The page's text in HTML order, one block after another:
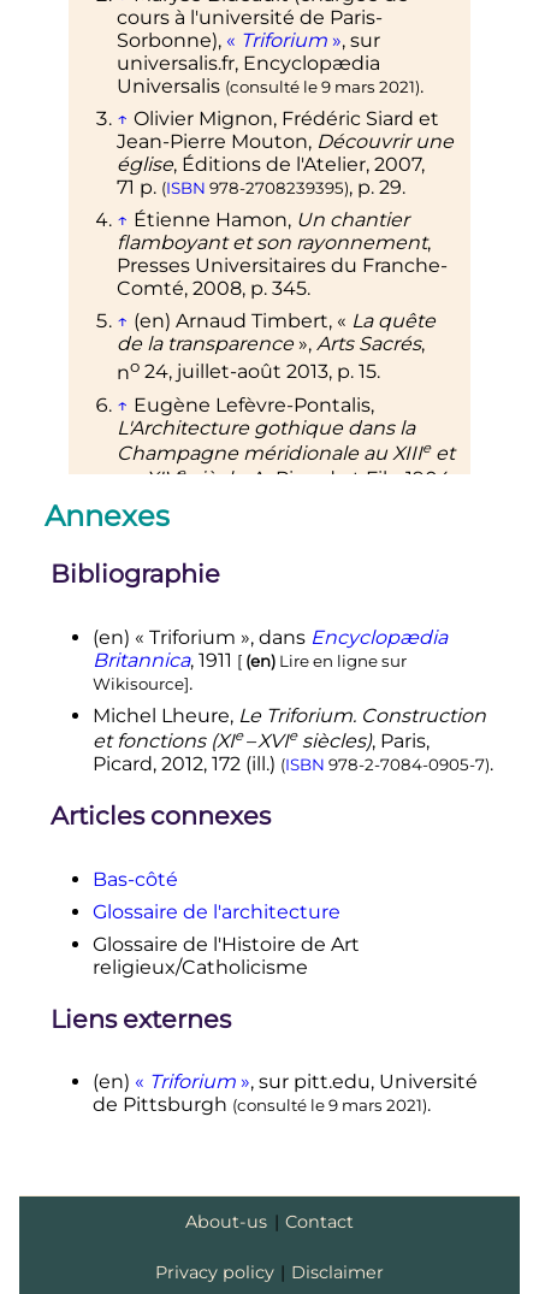
cours à l'université de Paris-
Sorbonne), « Triforium », sur
universalis.fr, Encyclopædia
Universalis (consulté le9 mars 2021).
↑ Olivier Mignon, Frédéric Siard et
Jean-Pierre Mouton, Découvrir une
église, Éditions de l'Atelier, 2007,
71 p. (ISBN 978-2708239395), p. 29.
↑ Étienne Hamon, Un chantier
flamboyant et son rayonnement,
Presses Universitaires du Franche-
Comté, 2008, p. 345.
↑ (en) Arnaud Timbert, « La quête
de la transparence », Arts Sacrés,
no 24, juillet-août 2013, p. 15.
↑ Eugène Lefèvre-Pontalis,
L'Architecture gothique dans la
Champagne méridionale au XIIIeet
auXIVe siècle, A. Picard et Fils,1904,
Annexes
Bibliographie
(en) « Triforium », dans Encyclopædia
Britannica, 1911 [ (en)Lire en ligne sur
Wikisource].
Michel Lheure, Le Triforium. Construction
et fonctions (XIe–XVIesiècles), Paris,
Picard, 2012, 172 (ill.) (ISBN 978-2-7084-0905-7).
Articles connexes
Bas-côté
Glossaire de l'architecture
Glossaire de l'Histoire de Art
religieux/Catholicisme
Liens externes
(en) « Triforium», sur pitt.edu, Université
de Pittsburgh (consulté le9 mars 2021).
About-us | Contact
Privacy policy | Disclaimer